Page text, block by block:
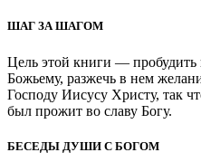
ШАГ ЗА ШАГОМ
Цель этой книги — пробудить
Божьему, разжечь в нем
Господу Иисусу Христу, так
был прожит во славу Богу.
БЕСЕДЫ ДУШИ С БОГОМ